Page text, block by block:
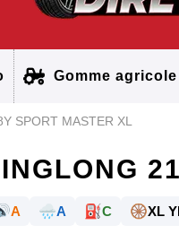
Gomme agricole
SPORT MASTER XL
A 🌧️A ⛽C 🛞XL